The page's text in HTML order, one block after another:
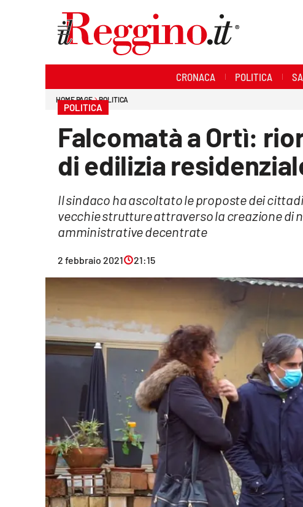
Economia e lavoro
Streaming
CRONACA POLITICA
HOME PAGE POLITICA
POLITICA
Falcomatà a Ortì:
di edilizia
Il sindaco ha ascoltato le proposte dei
vecchie strutture attraverso la creazione di
amministrative decentrate
2 febbraio 2021 21:15